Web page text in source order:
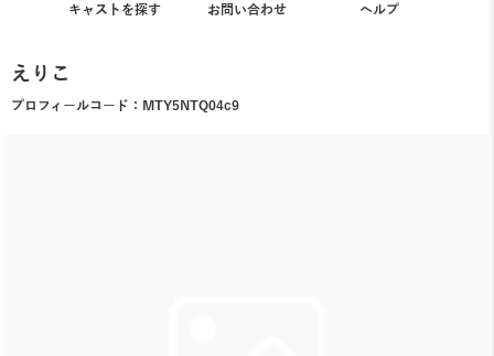
キャストを探す お問い合わせ ヘルプ
えりこ
プロフィールコード： MTY5NTQ04c9